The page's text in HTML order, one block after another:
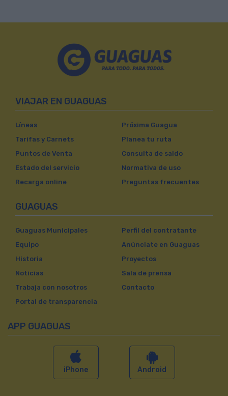
VIAJAR EN GUAGUAS
Líneas
Tarifas y Carnets
Puntos de Venta
Estado del servicio
Recarga online
Próxima Guagua
Planea tu ruta
Consulta de saldo
Normativa de uso
Preguntas frecuentes
GUAGUAS
Guaguas Municipales
Equipo
Historia
Noticias
Trabaja con nosotros
Portal de transparencia
Perfil del contratante
Anúnciate en Guaguas
Proyectos
Sala de prensa
Contacto
APP GUAGUAS
iPhone Android